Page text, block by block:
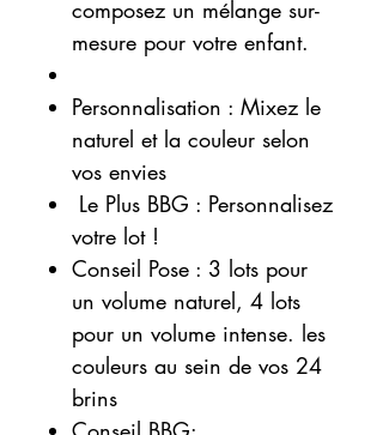
composez un mélange sur-
mesure pour votre enfant.
Personnalisation : Mixez le
naturel et la couleur selon
vos envies
Le Plus BBG : Personnalisez
votre lot !
Conseil Pose : 3 lots pour
un volume naturel, 4 lots
pour un volume intense. les
couleurs au sein de vos 24
brins